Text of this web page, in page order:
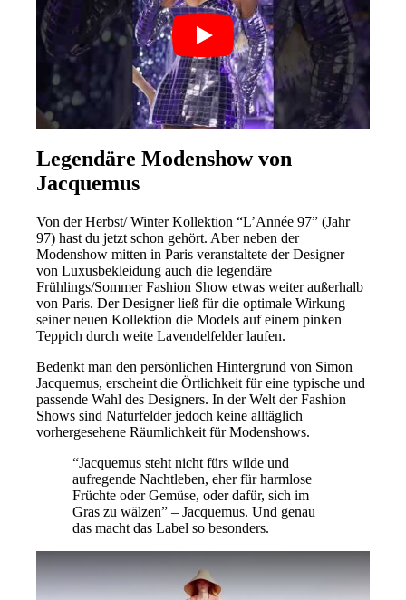
Legendäre Modenshow von
Jacquemus
Von der Herbst/ Winter Kollektion “L’Année 97” (Jahr
97) hast du jetzt schon gehört. Aber neben der
Modenshow mitten in Paris veranstaltete der Designer
von Luxusbekleidung auch die legendäre
Frühlings/Sommer Fashion Show etwas weiter außerhalb
von Paris. Der Designer ließ für die optimale Wirkung
seiner neuen Kollektion die Models auf einem pinken
Teppich durch weite Lavendelfelder laufen.
Bedenkt man den persönlichen Hintergrund von Simon
Jacquemus, erscheint die Örtlichkeit für eine typische und
passende Wahl des Designers. In der Welt der Fashion
Shows sind Naturfelder jedoch keine alltäglich
vorhergesehene Räumlichkeit für Modenshows.
“Jacquemus steht nicht fürs wilde und
aufregende Nachtleben, eher für harmlose
Früchte oder Gemüse, oder dafür, sich im
Gras zu wälzen” – Jacquemus. Und genau
das macht das Label so besonders.